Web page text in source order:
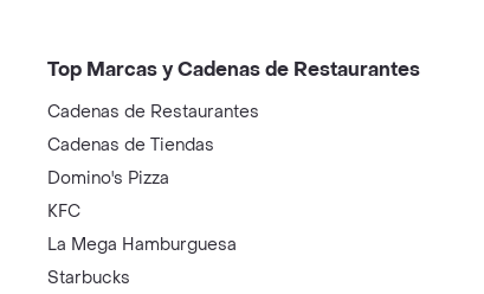
Top Marcas y Cadenas de Restaurantes
Cadenas de Restaurantes
Cadenas de Tiendas
Domino's Pizza
KFC
La Mega Hamburguesa
Starbucks